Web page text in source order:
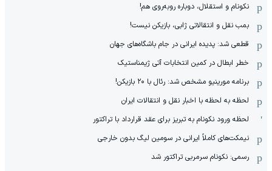
نکونام و استقلال، دوباره روبه‌روی هم!
بمب نقل و انتقالاتی ژابی، بازیکن نیست!
قطعی شد: پدیده ایرانی در جام باشگاه‌های جهان
خطر ابطال در کمین انتخابات آتی ژیمناستیک
برنامه مورینیو مشخص شد: رئال با ۲۰ بازیکن!
لحظه به لحظه با اخبار نقل و انتقالات ایران
لحظه ورود نکونام به تبریز برای عقد قرارداد با تراکتور
نیمکت‌های کاملاً ایرانی در سومین لیگ بدون خارجی
رسمی: نکونام سرمربی تراکتور شد